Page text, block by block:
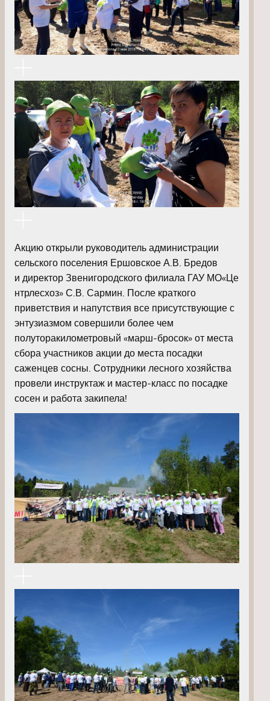
Акцию открыли руководитель администрации
сельского поселения Ершовское А.В. Бредов
и директор Звенигородского филиала ГАУ МО«Це
нтрлесхоз» С.В. Сармин. После краткого
приветствия и напутствия все присутствующие с
энтузиазмом совершили более чем
полуторакилометровый «марш-бросок» от места
сбора участников акции до места посадки
саженцев сосны. Сотрудники лесного хозяйства
провели инструктаж и мастер-класс по посадке
сосен и работа закипела!